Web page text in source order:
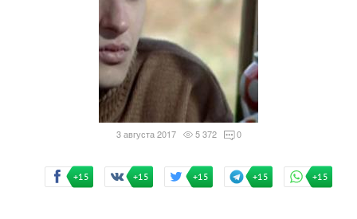
3 августа 2017 5 372 0
+15 +15 +15 +15 +15